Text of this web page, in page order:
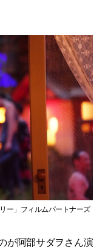
ー」フィルムパートナーズ
が阿部サダヲさん演